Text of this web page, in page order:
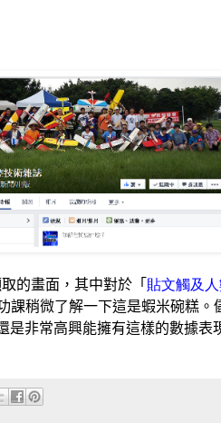
的畫面，其中對於「貼文觸及
課稍微了解一下這是蝦米碗糕。
是非常高興能擁有這樣的數據表